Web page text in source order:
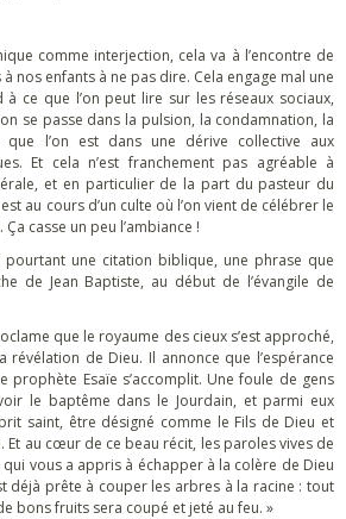
comme interjection, cela va à l’encontre de
nos enfants à ne pas dire. Cela engage mal une
ce que l’on peut lire sur les réseaux sociaux,
se passe dans la pulsion, la condamnation, la
que l’on est dans une dérive collective aux
Et cela n’est franchement pas agréable à
et en particulier de la part du pasteur du
au cours d’un culte où l’on vient de célébrer le
casse un peu l’ambiance !
pourtant une citation biblique, une phrase que
de Jean Baptiste, au début de l’évangile de
que le royaume des cieux s’est approché,
révélation de Dieu. Il annonce que l’espérance
prophète Esaïe s’accomplit. Une foule de gens
le baptême dans le Jourdain, et parmi eux
saint, être désigné comme le Fils de Dieu et
Et au cœur de ce beau récit, les paroles vives de
qui vous a appris à échapper à la colère de Dieu
déjà prête à couper les arbres à la racine : tout
bons fruits sera coupé et jeté au feu. »